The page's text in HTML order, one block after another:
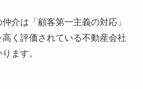
介は「顧客第一主義の対応」
高く評価されている不動産会社
ます。